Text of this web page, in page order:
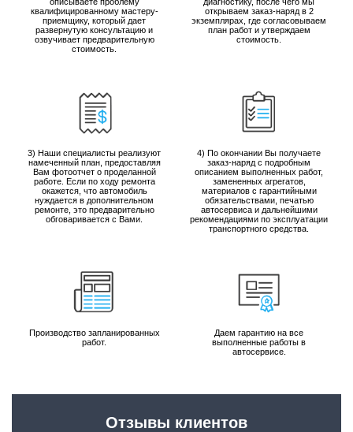
квалифицированному мастеру-
приемщику, который дает
развернутую консультацию и
озвучивает предварительную
стоимость.
открываем заказ-наряд в 2
экземплярах, где согласовываем
план работ и утверждаем
стоимость.
3) Наши специалисты реализуют
намеченный план, предоставляя
Вам фотоотчет о проделанной
работе. Если по ходу ремонта
окажется, что автомобиль
нуждается в дополнительном
ремонте, это предварительно
обговаривается с Вами.
4) По окончании Вы получаете
заказ-наряд с подробным
описанием выполненных работ,
замененных агрегатов,
материалов с гарантийными
обязательствами, печатью
автосервиса и дальнейшими
рекомендациями по эксплуатации
транспортного средства.
Производство запланированных
работ.
Даем гарантию на все
выполненные работы в
автосервисе.
Отзывы клиентов